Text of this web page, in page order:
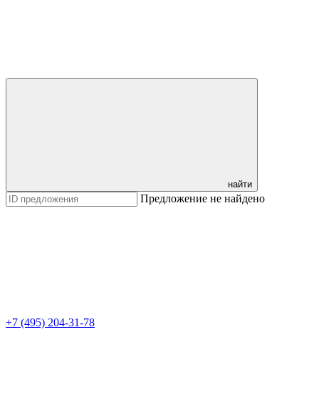
найти
Предложение не найдено
+7 (495) 204-31-78